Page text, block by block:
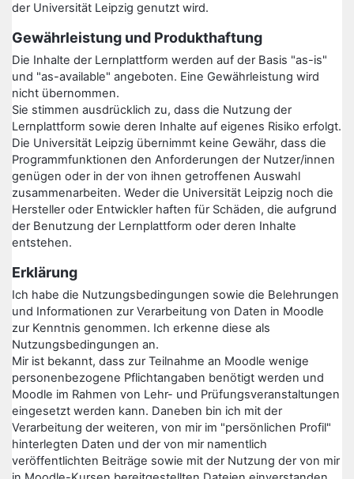
der Universität Leipzig genutzt wird.
Gewährleistung und Produkthaftung
Die Inhalte der Lernplattform werden auf der Basis "as-is"
und "as-available" angeboten. Eine Gewährleistung wird
nicht übernommen.
Sie stimmen ausdrücklich zu, dass die Nutzung der
Lernplattform sowie deren Inhalte auf eigenes Risiko erfolgt.
Die Universität Leipzig übernimmt keine Gewähr, dass die
Programmfunktionen den Anforderungen der Nutzer/innen
genügen oder in der von ihnen getroffenen Auswahl
zusammenarbeiten. Weder die Universität Leipzig noch die
Hersteller oder Entwickler haften für Schäden, die aufgrund
der Benutzung der Lernplattform oder deren Inhalte
entstehen.
Erklärung
Ich habe die Nutzungsbedingungen sowie die Belehrungen
und Informationen zur Verarbeitung von Daten in Moodle
zur Kenntnis genommen. Ich erkenne diese als
Nutzungsbedingungen an.
Mir ist bekannt, dass zur Teilnahme an Moodle wenige
personenbezogene Pflichtangaben benötigt werden und
Moodle im Rahmen von Lehr- und Prüfungsveranstaltungen
eingesetzt werden kann. Daneben bin ich mit der
Verarbeitung der weiteren, von mir im "persönlichen Profil"
hinterlegten Daten und der von mir namentlich
veröffentlichten Beiträge sowie mit der Nutzung der von mir